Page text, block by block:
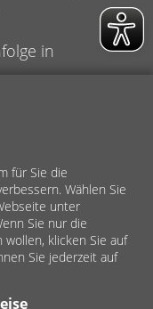
für Sie die
Wählen Sie
unter
Sie nur die
klicken Sie auf
Sie jederzeit auf
in
Köln e.V.